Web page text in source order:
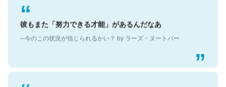
彼もまた「努力できる才能」があるんだなあ
─今のこの状況が信じられるかい？ by ラーズ・ヌートバー